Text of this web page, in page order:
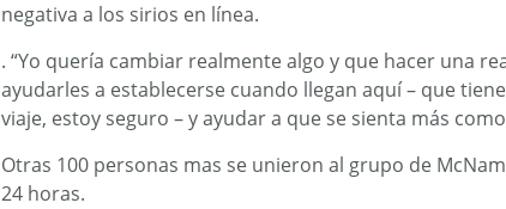
negativa a los sirios en línea.
. “Yo quería cambiar realmente algo y que hacer una
ayudarles a establecerse cuando llegan aquí – que
viaje, estoy seguro – y ayudar a que se sienta más
Otras 100 personas mas se unieron al grupo de
24 horas.